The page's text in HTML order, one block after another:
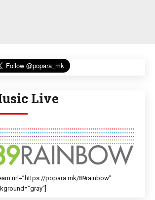
Live
url=”https://popara.mk/89rainbow”